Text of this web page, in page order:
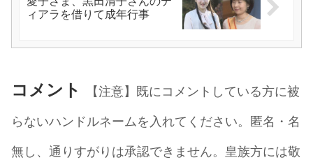
ィアラを借りて成年行事
コメント
【注意】既にコメントしている方に被
らないハンドルネームを入れてください。匿名・名
無し、通りすがりは承認できません。皇族方には敬